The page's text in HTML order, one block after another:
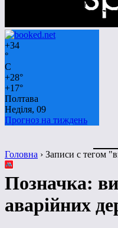
+34
°
C
+28°
+17°
Полтава
Неділя, 09
Прогноз на тиждень
Головна › Записи с тегом
Позначка:
аварійних